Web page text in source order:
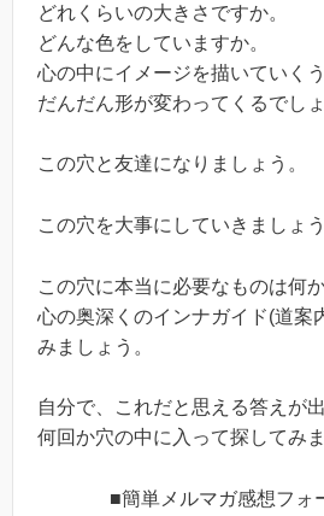
どれくらいの大きさですか。
どんな色をしていますか。
心の中にイメージを描いていく
だんだん形が変わってくるでしょ
この穴と友達になりましょう。
この穴を大事にしていきましょう
この穴に本当に必要なものは何か
心の奥深くのインナガイド(道案
みましょう。
自分で、これだと思える答えが出
何回か穴の中に入って探してみま
■簡単メルマガ感想フォ